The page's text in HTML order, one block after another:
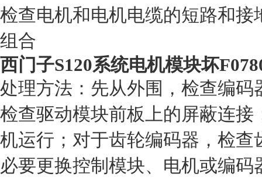
检查电机和电机电缆的短路和
组合
西门子S120系统电机模块坏
处理方法：先从外围，检查编码
检查驱动模块前板上的屏蔽连
机运行；对于齿轮编码器，检
必要更换控制模块、电机或编码